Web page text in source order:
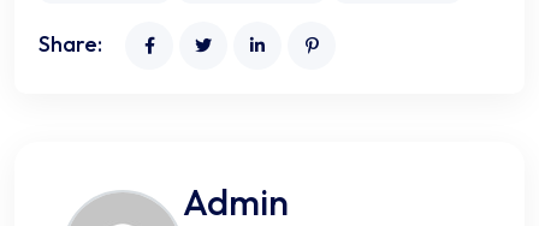
Share:
Admin